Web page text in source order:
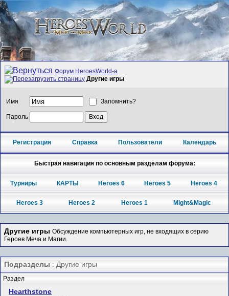
Форум HeroesWorld-а
Другие игры
Имя Запомнить?
Пароль
Регистрация Справка Пользователи Календарь
Быстрая навигация по основным разделам форума:
Турниры КАРТЫ Heroes 6 Heroes 5 Heroes 4
Heroes 3 Heroes 2 Heroes 1 Might&Magic
Другие игры Обсуждение компьютерных игр, не входящих в серию
Героев Меча и Магии.
Подразделы : Другие игры
Раздел
Hearthstone